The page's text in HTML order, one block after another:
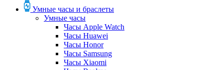
Умные часы и браслеты
Умные часы
Часы Apple Watch
Часы Huawei
Часы Honor
Часы Samsung
Часы Xiaomi